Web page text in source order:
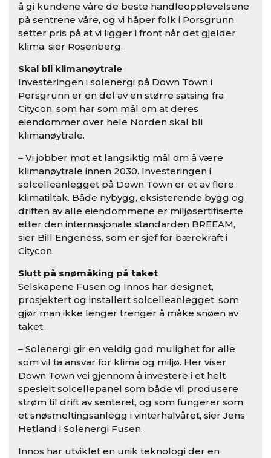
å gi kundene våre de beste handleopplevelsene
på sentrene våre, og vi håper folk i Porsgrunn
setter pris på at vi ligger i front når det gjelder
klima, sier Rosenberg.
Skal bli klimanøytrale
Investeringen i solenergi på Down Town i
Porsgrunn er en del av en større satsing fra
Citycon, som har som mål om at deres
eiendommer over hele Norden skal bli
klimanøytrale.
– Vi jobber mot et langsiktig mål om å være
klimanøytrale innen 2030. Investeringen i
solcelleanlegget på Down Town er et av flere
klimatiltak. Både nybygg, eksisterende bygg og
driften av alle eiendommene er miljøsertifiserte
etter den internasjonale standarden BREEAM,
sier Bill Engeness, som er sjef for bærekraft i
Citycon.
Slutt på snømåking på taket
Selskapene Fusen og Innos har designet,
prosjektert og installert solcelleanlegget, som
gjør man ikke lenger trenger å måke snøen av
taket.
– Solenergi gir en veldig god mulighet for alle
som vil ta ansvar for klima og miljø. Her viser
Down Town vei gjennom å investere i et helt
spesielt solcellepanel som både vil produsere
strøm til drift av senteret, og som fungerer som
et snøsmeltingsanlegg i vinterhalvåret, sier Jens
Hetland i Solenergi Fusen.
Innos har utviklet en unik teknologi der en